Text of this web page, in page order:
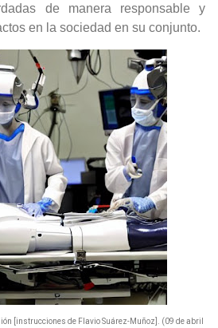
de manera responsable y
en la sociedad en su conjunto.
[instrucciones de Flavio Suárez-Muñoz]. (09 de abril